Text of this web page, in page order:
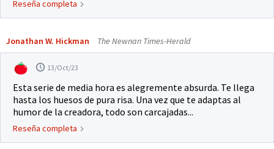
Reseña completa
Jonathan W. Hickman The Newnan Times-Herald
13/Oct/23
Esta serie de media hora es alegremente absurda. Te llega
hasta los huesos de pura risa. Una vez que te adaptas al
humor de la creadora, todo son carcajadas...
Reseña completa